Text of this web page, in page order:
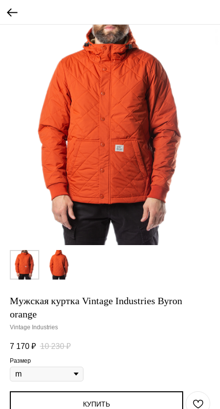
Мужская куртка Vintage Industries Byron
orange
Vintage Industries
7 170 ₽ 10 230 ₽
Размер
КУПИТЬ